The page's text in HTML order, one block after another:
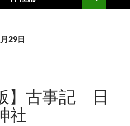
29日
】古事記 日
社